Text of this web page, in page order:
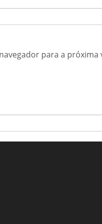
para a próxima